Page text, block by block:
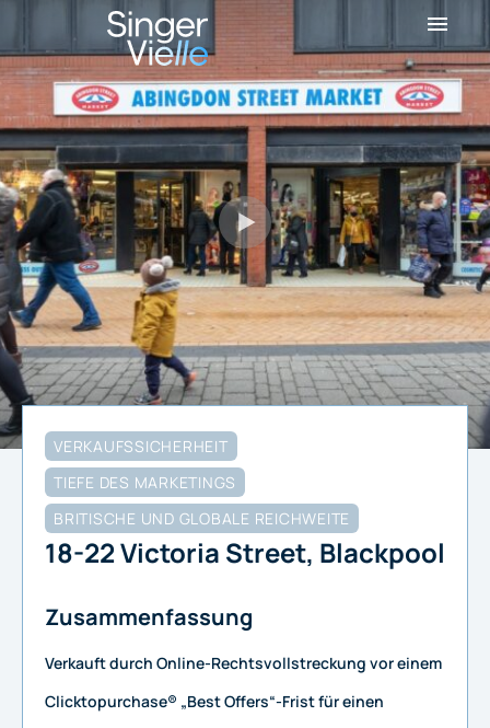
VERKAUFSSICHERHEIT
TIEFE DES MARKETINGS
BRITISCHE UND GLOBALE REICHWEITE
18-22 Victoria Street, Blackpool
Zusammenfassung
Verkauft durch Online-Rechtsvollstreckung vor einem
Clicktopurchase® „Best Offers“-Frist für einen